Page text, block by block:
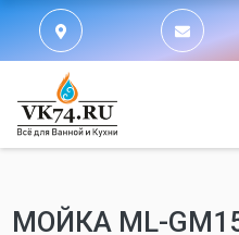
МОЙКА ML-